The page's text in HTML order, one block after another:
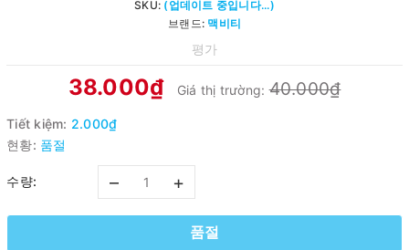
SKU: (업데이트 중입니다...)
브랜드: 맥비티
평가
38.000₫ Giá thị trường:40.000₫
Tiết kiệm: 2.000₫
현황: 품절
수량: – +
품절